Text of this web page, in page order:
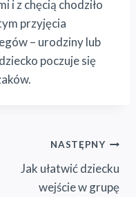
i z chęcią chodziło
przyjęcia
– urodziny lub
poczuje się
NASTĘPNY
Jak ułatwić dziecku
wejście w grupę